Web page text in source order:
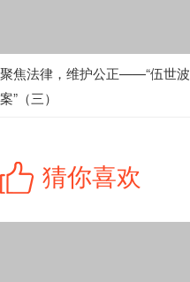
聚焦法律，维护公正——“伍世波
案”（三）
猜你喜欢